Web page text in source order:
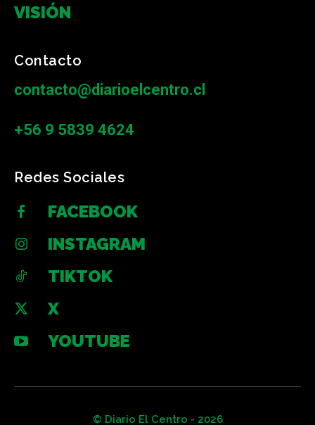
VISIÓN
Contacto
contacto@diarioelcentro.cl
+56 9 5839 4624
Redes Sociales
FACEBOOK
INSTAGRAM
TIKTOK
X
YOUTUBE
© Diario El Centro - 2026